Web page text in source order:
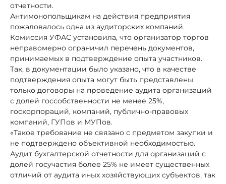
отчетности.
Антимонопольщикам на действия предприятия
пожаловалось одна из аудиторских компаний.
Комиссия УФАС установила, что организатор торгов
неправомерно ограничил перечень документов,
принимаемых в подтверждение опыта участников.
Так, в документации было указано, что в качестве
подтверждения опыта могут быть представлены
только договоры на проведение аудита организаций
с долей госсобственности не менее 25%,
госкорпораций, компаний, публично-правовых
компаний, ГУПов и МУПов.
«Такое требование не связано с предметом закупки и
не подтверждено объективной необходимостью.
Аудит бухгалтерской отчетности для организаций с
долей госучастия более 25% не имеет существенных
отличий от аудита иных хозяйствующих субъектов, так